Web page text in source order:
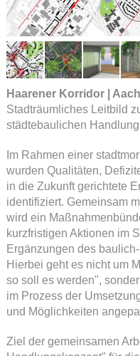
Haarener Korridor |
Stadträumliches Leitbild
städtebaulichen
Im Rahmen einer
wurden Qualitäten,
in die Zukunft gerichtete
identifiziert. Gemeinsam
wird ein
kurzfristigen Aktionen im
Ergänzungen des
Hierbei geht es nicht um
so soll es werden",
im Prozess der
und Möglichkeiten
Ziel der gemeinsamen